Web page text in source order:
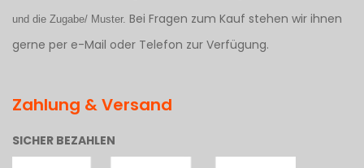
und die Zugabe/ Muster. Bei Fragen zum Kauf stehen wir ihnen
gerne per e-Mail oder Telefon zur Verfügung.
Zahlung & Versand
SICHER BEZAHLEN